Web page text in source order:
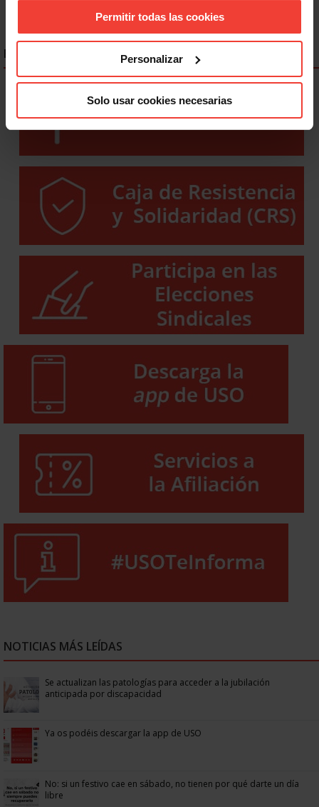
Permitir todas las cookies
Personalizar
Solo usar cookies necesarias
ENLACES DESTACADOS
NOTICIAS MÁS LEÍDAS
Se actualizan las patologías para acceder a la jubilación
anticipada por discapacidad
Ya os podéis descargar la app de USO
No: si un festivo cae en sábado, no tienen por qué darte un día
libre